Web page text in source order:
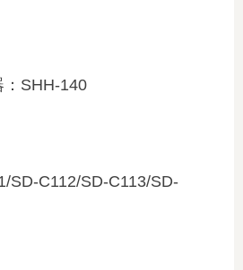
SHH-140
SD-C112/SD-C113/SD-